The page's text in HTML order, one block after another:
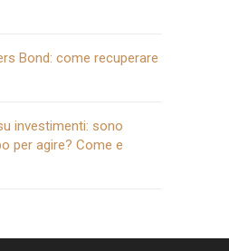
Bond: come recuperare
investimenti: sono
per agire? Come e